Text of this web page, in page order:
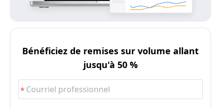
Bénéficiez de remises sur volume allant
jusqu'à 50 %